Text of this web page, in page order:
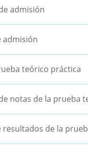
admisión
admisión
teórico práctica
notas de la prueba
resultados de la